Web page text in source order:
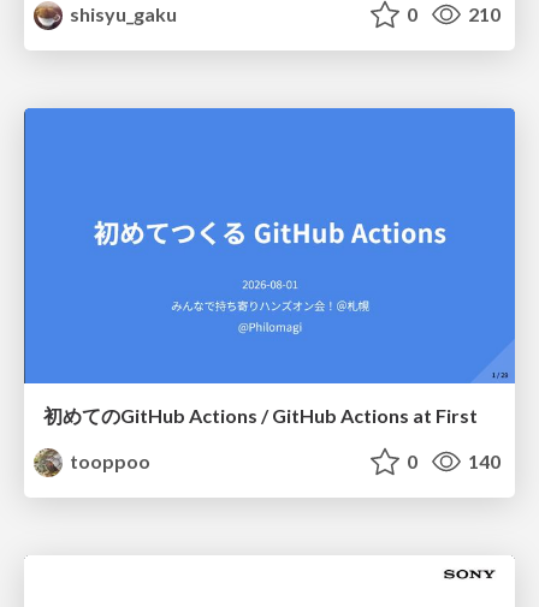
shisyu_gaku
0 210
初めてのGitHub Actions / GitHub Actions at First
tooppoo
0 140